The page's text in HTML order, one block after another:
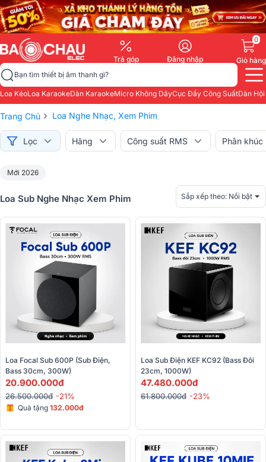
Trả góp Đăng nhập
0
Giỏ hàng
Bạn tìm thiết bị âm thanh gì?
Loa KéoLoa KaraokeDàn KaraokeMicro Không DâyCục Đẩy Công SuấtDàn
Trang Chủ › Loa Nghe Nhạc, Xem Phim
Lọc Hãng Công suất RMS Phân khúc
Mới 2026
Loa Sub Nghe Nhạc Xem Phim Sắp xếp theo: Nổi bật
Loa Focal Sub 600P (sub Điện,
Bass 30cm, 300W)
20.900.000đ
26.500.000đ -21%
Quà tặng 132.000đ
Loa Sub Điện KEF KC92 (Bass Đôi
23cm, 1000W)
47.480.000đ
61.800.000đ -23%